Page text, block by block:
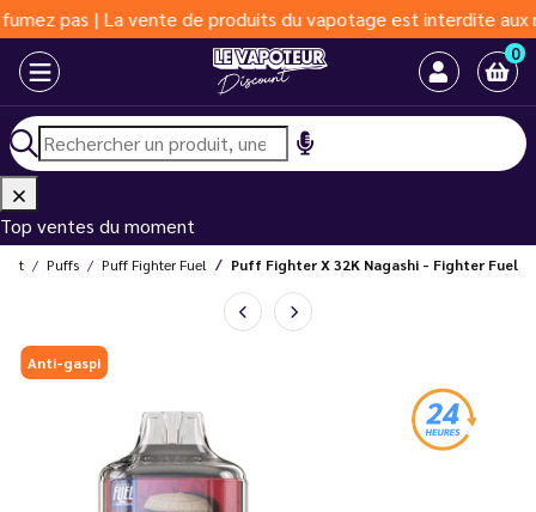
| La vente de produits du vapotage est interdite aux moins
0
Top ventes du moment
Puffs Puff Fighter Fuel Puff Fighter X 32K Nagashi - Fighter Fuel
Anti-gaspi